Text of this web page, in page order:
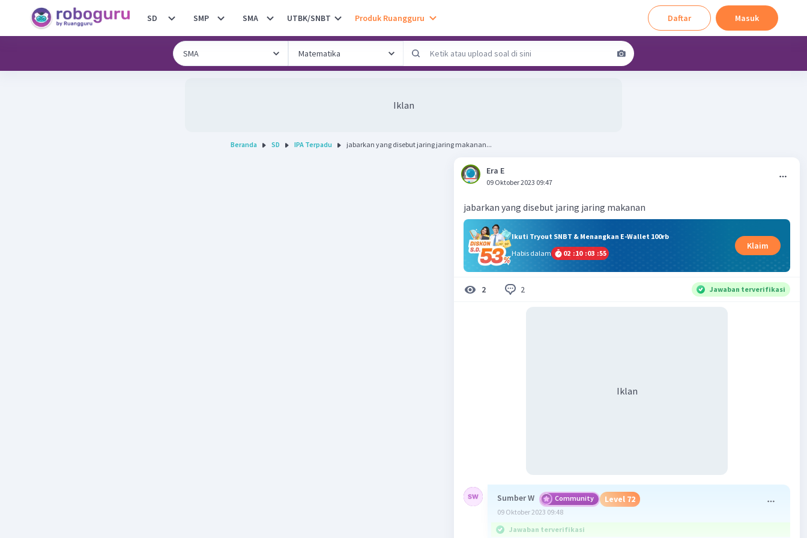
SD SMP SMA UTBK/SNBT Produk Ruangguru Daftar Masuk
Iklan
Beranda SD IPA Terpadu jabarkan yang disebut jaring jaring makanan...
Era E
09 Oktober 2023 09:47
jabarkan yang disebut jaring jaring makanan
Ikuti Tryout SNBT & Menangkan E-Wallet 100rb
Habis dalam
02 :10 :03 :55
Klaim
2 2 Jawaban terverifikasi
Iklan
Sumber W Community Level 72
09 Oktober 2023 09:48
Jawaban terverifikasi